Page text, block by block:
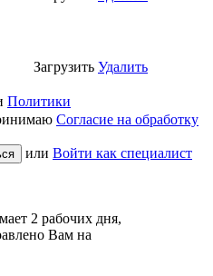
Загрузить Удалить
Политики
Согласие на обработку
или Войти как специалист
2 рабочих дня,
Вам на